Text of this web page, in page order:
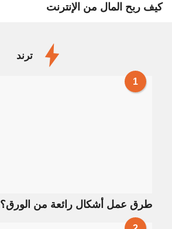
كيف ربح المال من الإنترنت
ترند
1
طرق عمل أشكال رائعة من الورق؟